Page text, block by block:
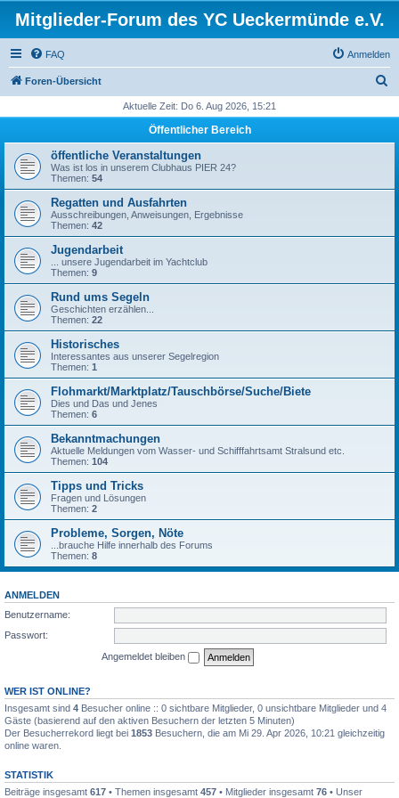
Mitglieder-Forum des YC Ueckermünde e.V.
FAQ Anmelden
Foren-Übersicht
h
Aktuelle Zeit: Do 6. Aug 2026, 15:21
Öffentlicher Bereich
öffentliche Veranstaltungen
Was ist los in unserem Clubhaus PIER 24?
Themen: 54
Regatten und Ausfahrten
Ausschreibungen, Anweisungen, Ergebnisse
Themen: 42
Jugendarbeit
... unsere Jugendarbeit im Yachtclub
Themen: 9
Rund ums Segeln
Geschichten erzählen...
Themen: 22
Historisches
Interessantes aus unserer Segelregion
Themen: 1
Flohmarkt/Marktplatz/Tauschbörse/Suche/Biete
Dies und Das und Jenes
Themen: 6
Bekanntmachungen
Aktuelle Meldungen vom Wasser- und Schifffahrtsamt Stralsund etc.
Themen: 104
Tipps und Tricks
Fragen und Lösungen
Themen: 2
Probleme, Sorgen, Nöte
...brauche Hilfe innerhalb des Forums
Themen: 8
ANMELDEN
Benutzername:
Passwort:
Angemeldet bleiben
WER IST ONLINE?
Insgesamt sind 4 Besucher online :: 0 sichtbare Mitglieder, 0 unsichtbare Mitglieder und 4
Gäste (basierend auf den aktiven Besuchern der letzten 5 Minuten)
Der Besucherrekord liegt bei 1853 Besuchern, die am Mi 29. Apr 2026, 10:21 gleichzeitig
online waren.
STATISTIK
Beiträge insgesamt 617 • Themen insgesamt 457 • Mitglieder insgesamt 76 • Unser